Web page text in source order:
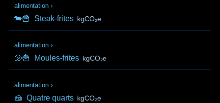
alimentation ›
🐄🍟 Steak-frites kgCO₂e
alimentation ›
🐚🍟 Moules-frites kgCO₂e
alimentation ›
🍰 Quatre quarts kgCO₂e